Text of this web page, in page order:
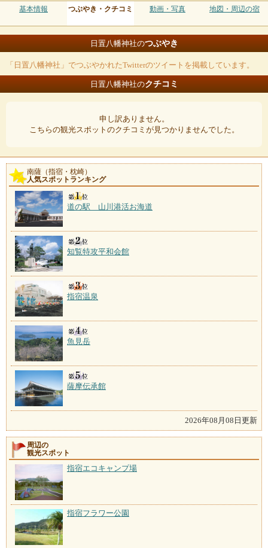
基本情報 つぶやき・クチコミ 動画・写真 地図・周辺の宿
日置八幡神社のつぶやき
「日置八幡神社」でつぶやかれたTwitterのツイートを掲載しています。
日置八幡神社のクチコミ
申し訳ありません。
こちらの観光スポットのクチコミが見つかりませんでした。
南薩（指宿・枕崎）
人気スポットランキング
道の駅 山川港活お海道
知覧特攻平和会館
指宿温泉
魚見岳
薩摩伝承館
2026年08月08日更新
周辺の
観光スポット
指宿エコキャンプ場
指宿フラワー公園